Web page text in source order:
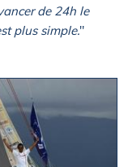
de 24h le
plus simple."